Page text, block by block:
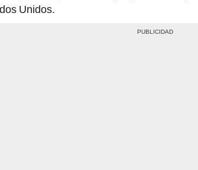
Unidos.